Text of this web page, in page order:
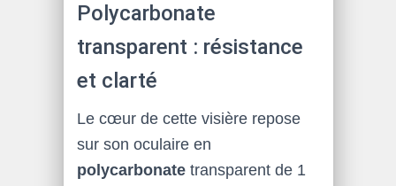
Polycarbonate
transparent : résistance
et clarté
Le cœur de cette visière repose
sur son oculaire en
polycarbonatetransparent de 1